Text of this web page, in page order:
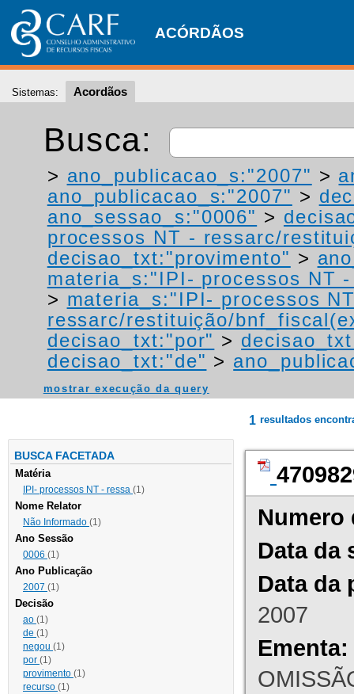
ACÓRDÃOS
Sistemas: Acordãos
Busca:
> ano_publicacao_s:"2007" >
ano_publicacao_s:"2007" >
ano_sessao_s:"0006" >
processos NT - ressarc/
decisao_txt:"provimento" >
materia_s:"IPI- processos NT
> materia_s:"IPI- processos
ressarc/restituição/
decisao_txt:"por" >
decisao_txt:"de" >
mostrar execução da query
BUSCA FACETADA
Matéria
IPI- processos NT - ressa (1)
Nome Relator
Não Informado (1)
Ano Sessão
0006 (1)
Ano Publicação
2007 (1)
Decisão
ao (1)
de (1)
negou (1)
por (1)
provimento (1)
recurso (1)
1 resultados
Numero
Data da
Data da
2007
Ementa: